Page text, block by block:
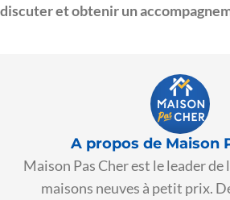
discuter et obtenir un
A propos de Maison
Maison Pas Cher est le leader
maisons neuves à petit prix.